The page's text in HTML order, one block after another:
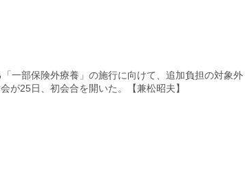
一部保険外療養」の施行に向けて、追加負担の対象外
が25日、初会合を開いた。【兼松昭夫】